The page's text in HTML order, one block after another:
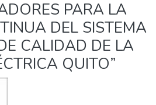
PARA LA
DEL SISTEMA
CALIDAD DE LA
QUITO”